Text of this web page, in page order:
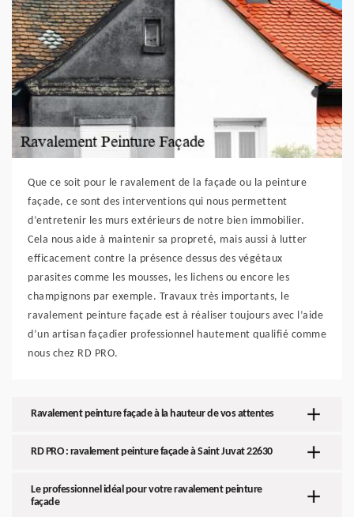
Que ce soit pour le ravalement de la façade ou la peinture
façade, ce sont des interventions qui nous permettent
d’entretenir les murs extérieurs de notre bien immobilier.
Cela nous aide à maintenir sa propreté, mais aussi à lutter
efficacement contre la présence dessus des végétaux
parasites comme les mousses, les lichens ou encore les
champignons par exemple. Travaux très importants, le
ravalement peinture façade est à réaliser toujours avec l’aide
d’un artisan façadier professionnel hautement qualifié comme
nous chez RD PRO.
Ravalement peinture façade à la hauteur de vos attentes
RD PRO : ravalement peinture façade à Saint Juvat 22630
Le professionnel idéal pour votre ravalement peinture
façade